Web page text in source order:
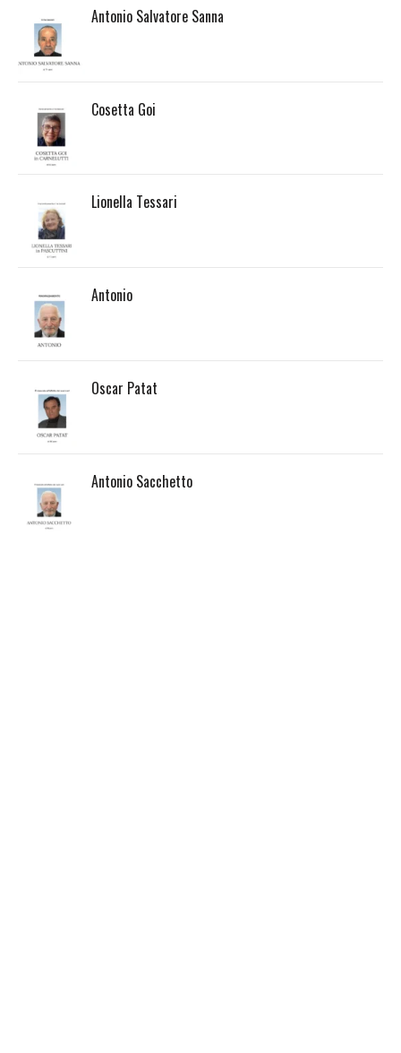
Antonio Salvatore Sanna
Cosetta Goi
Lionella Tessari
Antonio
Oscar Patat
Antonio Sacchetto